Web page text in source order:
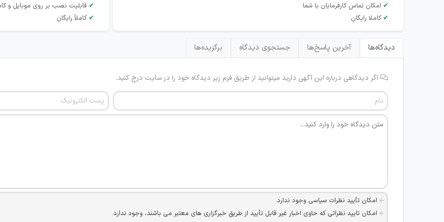
✔ امکان تماس کارفرمایان با شما
✔ کاملا رایگان
✔ قابلیت نصب بر روی موبایل و
✔ کاملاً رایگان
دیدگاه‌ها آخرین پاسخ‌ها جستجوی دیدگاه برگزیده‌ها
اگر دیدگاهی درباره این آگهی دارید میتوانید از طریق فرم زیر دیدگاه خود را در سایت درج کنید.
امکان تأیید نظرات سیاسی وجود ندارد.
امکان تایید نظراتی که حاوی اخبار غیر قابل تأیید از طریق خبرگزاری های معتبر می باشند، وجود ندارد.